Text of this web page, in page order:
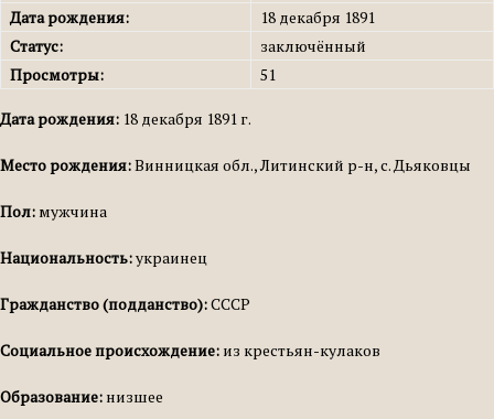
Дата рождения:
18 декабря 1891
Статус:
заключённый
Просмотры:
51
Дата рождения: 18 декабря 1891 г.
Место рождения:Винницкая обл., Литинский р-н, с. Дьяковцы
Пол:мужчина
Национальность:украинец
Гражданство (подданство):СССР
Социальное происхождение: из крестьян-кулаков
Образование: низшее